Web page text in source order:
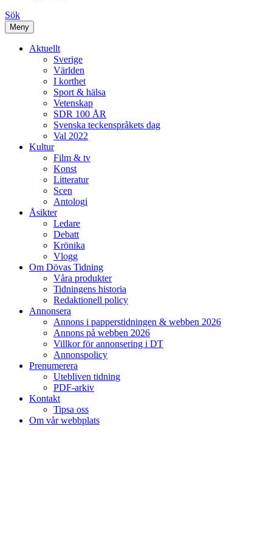
Sök
Meny
Aktuellt
Sverige
Världen
I korthet
Sport & hälsa
Vetenskap
SDR 100 ÅR
Svenska teckenspråkets dag
Val 2022
Kultur
Film & tv
Konst
Litteratur
Scen
Antologi
Åsikter
Ledare
Debatt
Krönika
Vlogg
Om Dövas Tidning
Våra produkter
Tidningens historia
Redaktionell policy
Annonsera
Annons i papperstidningen & webben 2026
Annons på webben 2026
Villkor för annonsering i DT
Annonspolicy
Prenumerera
Utebliven tidning
PDF-arkiv
Kontakt
Tipsa oss
Om vår webbplats